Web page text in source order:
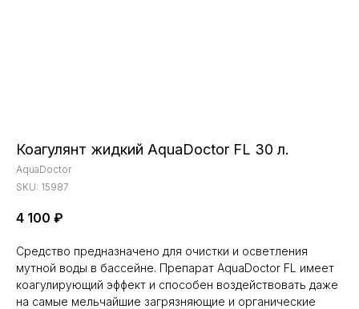
Коагулянт жидкий AquaDoctor FL 30 л.
AquaDoctor
SKU: 15987
4 100 ₽
Средство предназначено для очистки и осветления
мутной воды в бассейне. Препарат AquaDoctor FL имеет
коагулирующий эффект и способен воздействовать даже
на самые мельчайшие загрязняющие и органические